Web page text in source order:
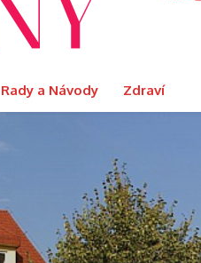
Rady a Návody Zdraví